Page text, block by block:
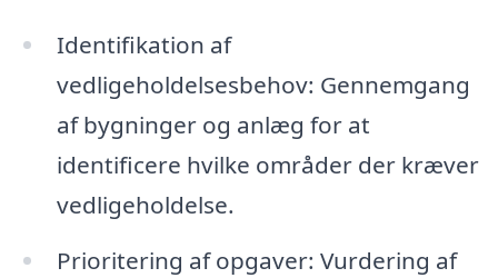
Identifikation af
vedligeholdelsesbehov: Gennemgang
af bygninger og anlæg for at
identificere hvilke områder der kræver
vedligeholdelse.
Prioritering af opgaver: Vurdering af